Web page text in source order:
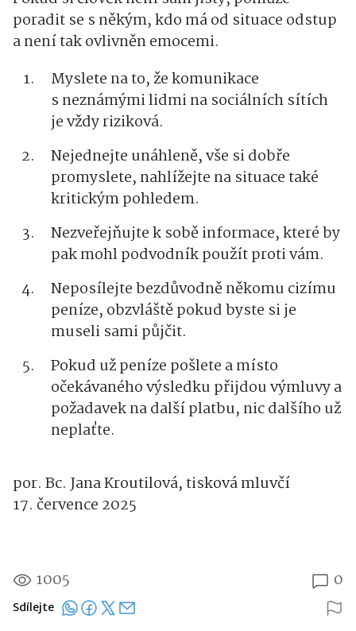
poradit se s někým, kdo má od situace odstup
a není tak ovlivněn emocemi.
Myslete na to, že komunikace
s neznámými lidmi na sociálních sítích
je vždy riziková.
Nejednejte unáhleně, vše si dobře
promyslete, nahlížejte na situace také
kritickým pohledem.
Nezveřejňujte k sobě informace, které by
pak mohl podvodník použít proti vám.
Neposílejte bezdůvodně někomu cizímu
peníze, obzvláště pokud byste si je
museli sami půjčit.
Pokud už peníze pošlete a místo
očekávaného výsledku přijdou výmluvy a
požadavek na další platbu, nic dalšího už
neplaťte.
por. Bc. Jana Kroutilová, tisková mluvčí
17. července 2025
1005 0
Sdílejte